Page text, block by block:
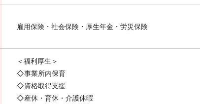
雇用保険・社会保険・厚生年金・労災保険
＜福利厚生＞
◇事業所内保育
◇資格取得支援
◇産休・育休・介護休暇